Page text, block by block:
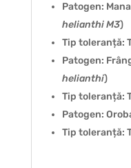
Patogen:
helianthi M3)
Tip toleranță:
Patogen:
helianthi)
Tip toleranță:
Patogen:
Tip toleranță: